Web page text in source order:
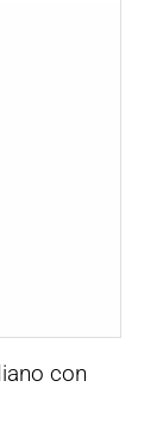
con